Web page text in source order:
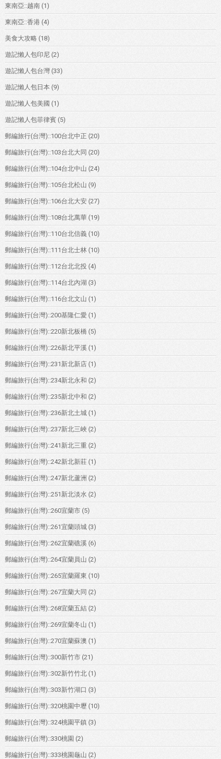
東南亞::越南 (1)
東南亞::香港 (4)
美食大攻略 (18)
遊記懶人包印尼 (2)
遊記懶人包台灣 (33)
遊記懶人包日本 (9)
遊記懶人包美國 (1)
遊記懶人包菲律賓 (5)
郵編旅行(台灣)::100台北中正 (20)
郵編旅行(台灣)::103台北大同 (20)
郵編旅行(台灣)::104台北中山 (24)
郵編旅行(台灣)::105台北松山 (9)
郵編旅行(台灣)::106台北大安 (27)
郵編旅行(台灣)::108台北萬華 (19)
郵編旅行(台灣)::110台北信義 (10)
郵編旅行(台灣)::111台北士林 (10)
郵編旅行(台灣)::112台北北投 (4)
郵編旅行(台灣)::114台北內湖 (3)
郵編旅行(台灣)::116台北文山 (1)
郵編旅行(台灣)::200基隆仁愛 (1)
郵編旅行(台灣)::220新北板橋 (5)
郵編旅行(台灣)::226新北平溪 (1)
郵編旅行(台灣)::231新北新店 (1)
郵編旅行(台灣)::234新北永和 (2)
郵編旅行(台灣)::235新北中和 (2)
郵編旅行(台灣)::236新北土城 (1)
郵編旅行(台灣)::237新北三峽 (2)
郵編旅行(台灣)::241新北三重 (2)
郵編旅行(台灣)::242新北新莊 (1)
郵編旅行(台灣)::247新北蘆洲 (2)
郵編旅行(台灣)::251新北淡水 (2)
郵編旅行(台灣)::260宜蘭市 (5)
郵編旅行(台灣)::261宜蘭頭城 (3)
郵編旅行(台灣)::262宜蘭礁溪 (6)
郵編旅行(台灣)::264宜蘭員山 (2)
郵編旅行(台灣)::265宜蘭羅東 (10)
郵編旅行(台灣)::267宜蘭大同 (2)
郵編旅行(台灣)::268宜蘭五結 (2)
郵編旅行(台灣)::269宜蘭冬山 (1)
郵編旅行(台灣)::270宜蘭蘇澳 (1)
郵編旅行(台灣)::300新竹市 (21)
郵編旅行(台灣)::302新竹竹北 (1)
郵編旅行(台灣)::303新竹湖口 (3)
郵編旅行(台灣)::320桃園中壢 (10)
郵編旅行(台灣)::324桃園平鎮 (3)
郵編旅行(台灣)::330桃園 (2)
郵編旅行(台灣)::333桃園龜山 (2)